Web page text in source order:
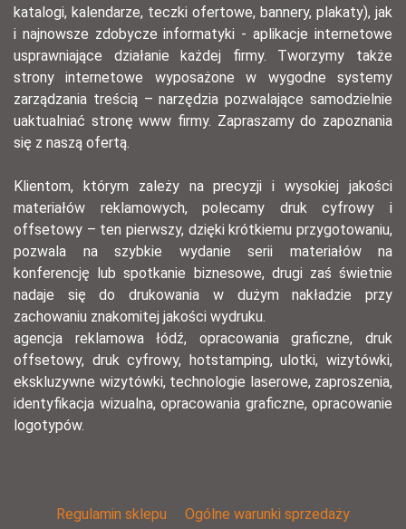
katalogi, kalendarze, teczki ofertowe, bannery, plakaty), jak
i najnowsze zdobycze informatyki - aplikacje internetowe
usprawniające działanie każdej firmy. Tworzymy także
strony internetowe wyposażone w wygodne systemy
zarządzania treścią – narzędzia pozwalające samodzielnie
uaktualniać stronę www firmy. Zapraszamy do zapoznania
się z naszą ofertą.
Klientom, którym zależy na precyzji i wysokiej jakości
materiałów reklamowych, polecamy druk cyfrowy i
offsetowy – ten pierwszy, dzięki krótkiemu przygotowaniu,
pozwala na szybkie wydanie serii materiałów na
konferencję lub spotkanie biznesowe, drugi zaś świetnie
nadaje się do drukowania w dużym nakładzie przy
zachowaniu znakomitej jakości wydruku.
agencja reklamowa łódź, opracowania graficzne, druk
offsetowy, druk cyfrowy, hotstamping, ulotki, wizytówki,
ekskluzywne wizytówki, technologie laserowe, zaproszenia,
identyfikacja wizualna, opracowania graficzne, opracowanie
logotypów.
Regulamin sklepu Ogólne warunki sprzedaży